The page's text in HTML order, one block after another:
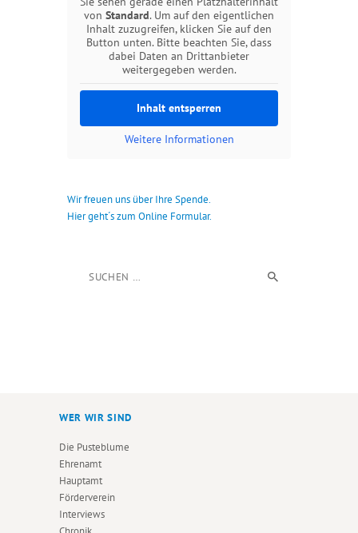
von Standard. Um auf den eigentlichen
Inhalt zuzugreifen, klicken Sie auf den
Button unten. Bitte beachten Sie, dass
dabei Daten an Drittanbieter
weitergegeben werden.
Inhalt entsperren
Weitere Informationen
Wir freuen uns über Ihre Spende.
Hier geht´s zum Online Formular.
WER WIR SIND
Die Pusteblume
Ehrenamt
Hauptamt
Förderverein
Interviews